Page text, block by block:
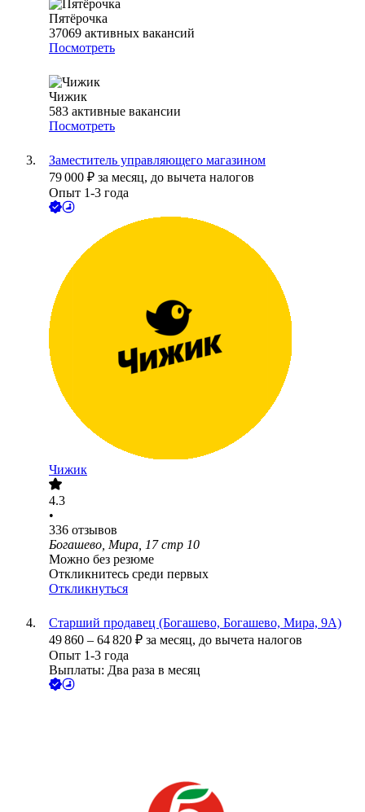
Пятёрочка
37069 активных вакансий
Посмотреть
Чижик
583 активные вакансии
Посмотреть
Заместитель управляющего магазином
79 000 ₽ за месяц, до вычета налогов
Опыт 1-3 года
Чижик
4.3
•
336 отзывов
Богашево, Мира, 17 стр 10
Можно без резюме
Откликнитесь среди первых
Откликнуться
Старший продавец (Богашево, Богашево, Мира, 9А)
49 860 – 64 820 ₽ за месяц, до вычета налогов
Опыт 1-3 года
Выплаты: Два раза в месяц